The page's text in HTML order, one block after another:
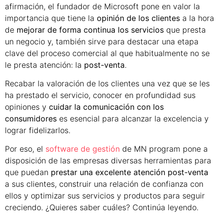
afirmación, el fundador de Microsoft pone en valor la
importancia que tiene la opinión de los clientes a la hora
de mejorar de forma continua los servicios que presta
un negocio y, también sirve para destacar una etapa
clave del proceso comercial al que habitualmente no se
le presta atención: la post-venta.
Recabar la valoración de los clientes una vez que se les
ha prestado el servicio, conocer en profundidad sus
opiniones y cuidar la comunicación con los
consumidores es esencial para alcanzar la excelencia y
lograr fidelizarlos.
Por eso, el software de gestión de MN program pone a
disposición de las empresas diversas herramientas para
que puedan prestar una excelente atención post-venta
a sus clientes, construir una relación de confianza con
ellos y optimizar sus servicios y productos para seguir
creciendo. ¿Quieres saber cuáles? Continúa leyendo.